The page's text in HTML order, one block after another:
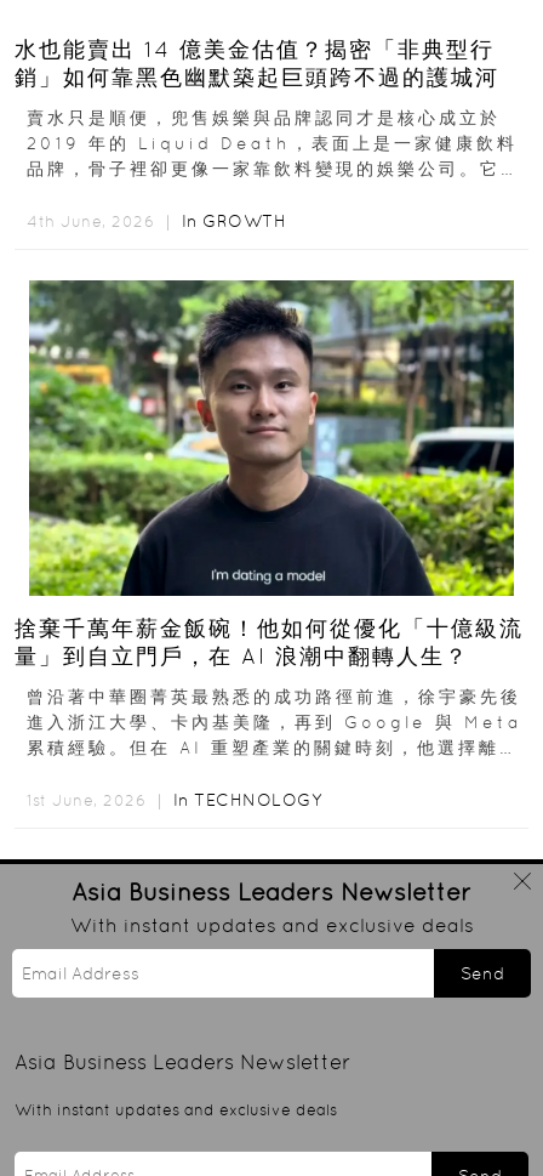
水也能賣出 14 億美金估值？揭密「非典型行
銷」如何靠黑色幽默築起巨頭跨不過的護城河
賣水只是順便，兜售娛樂與品牌認同才是核心成立於
2019 年的 Liquid Death，表面上是一家健康飲料
品牌，骨子裡卻更像一家靠飲料變現的娛樂公司。它最
4th June, 2026 ｜ In GROWTH
捨棄千萬年薪金飯碗！他如何從優化「十億級流
量」到自立門戶，在 AI 浪潮中翻轉人生？
曾沿著中華圈菁英最熟悉的成功路徑前進，徐宇豪先後
進入浙江大學、卡內基美隆，再到 Google 與 Meta
累積經驗。但在 AI 重塑產業的關鍵時刻，他選擇離開
1st June, 2026 ｜ In TECHNOLOGY
Asia Business Leaders Newsletter
With instant updates and exclusive deals
Send
Asia Business Leaders Newsletter
With instant updates and exclusive deals